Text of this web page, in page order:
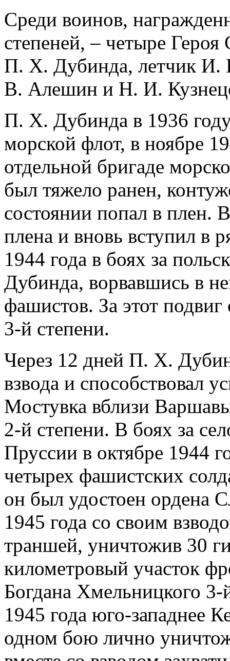
Среди воинов,
степеней, – четыре
П. X. Дубинда, летчик И.
В. Алешин и Н. И.
П. X. Дубинда в 1936
морской флот, в ноябре
отдельной бригаде
был тяжело ранен,
состоянии попал в плен.
плена и вновь вступил в
1944 года в боях за
Дубинда, ворвавшись в
фашистов. За этот
3-й степени.
Через 12 дней П. Х.
взвода и способствовал
Мостувка вблизи
2-й степени. В боях за
Пруссии в октябре 1944
четырех фашистских
он был удостоен ордена
1945 года со своим
траншей, уничтожив 30
километровый участок
Богдана Хмельницкого
1945 года юго-западнее
одном бою лично